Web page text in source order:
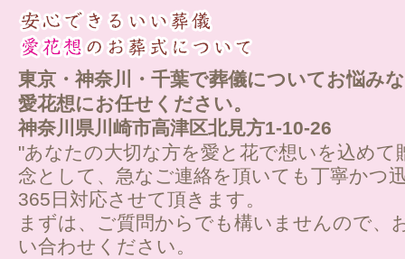
東京・神奈川・千葉で葬儀についてお悩み
愛花想にお任せください。
神奈川県川崎市高津区北見方1-10-26
"あなたの大切な方を愛と花で想いを込めて
念として、急なご連絡を頂いても丁寧かつ
365日対応させて頂きます。
まずは、ご質問からでも構いませんので、
い合わせください。